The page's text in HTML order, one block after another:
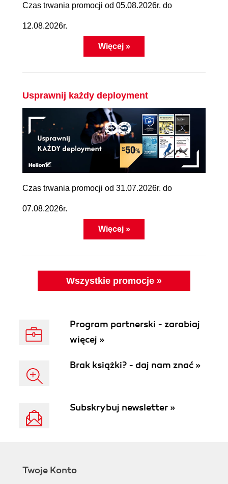
Czas trwania promocji od 05.08.2026r. do
12.08.2026r.
Więcej »
Usprawnij każdy deployment
Czas trwania promocji od 31.07.2026r. do
07.08.2026r.
Więcej »
Wszystkie promocje »
Program partnerski - zarabiaj
więcej »
Brak książki? - daj nam znać »
Subskrybuj newsletter »
Twoje Konto